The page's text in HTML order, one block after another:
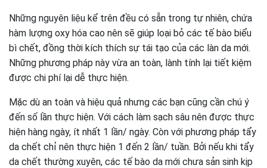
Những nguyên liệu kể trên đều có sẵn trong tự nhiên, chứa
hàm lượng oxy hóa cao nên sẽ giúp loại bỏ các tế bào biểu
bì chết, đồng thời kích thích sự tái tạo của các làn da mới.
Những phương pháp này vừa an toàn, lành tính lại tiết kiệm
được chi phí lại dễ thực hiện.
Mặc dù an toàn và hiệu quả nhưng các bạn cũng cần chú ý
đến số lần thực hiện. Với cách làm sạch sâu nên được thực
hiện hàng ngày, ít nhất 1 lần/ ngày. Còn với phương pháp tẩy
da chết chỉ nên thực hiện 1 đến 2 lần/ tuần. Bởi nếu khi tẩy
da chết thường xuyên, các tế bào da mới chưa sản sinh kịp